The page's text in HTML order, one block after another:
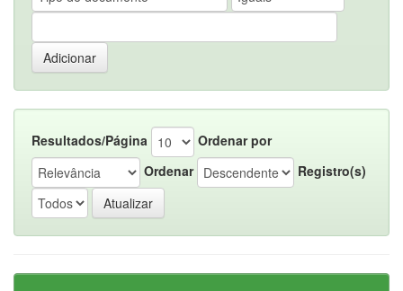
Resultados/Página
Ordenar por
Ordenar
Registro(s)